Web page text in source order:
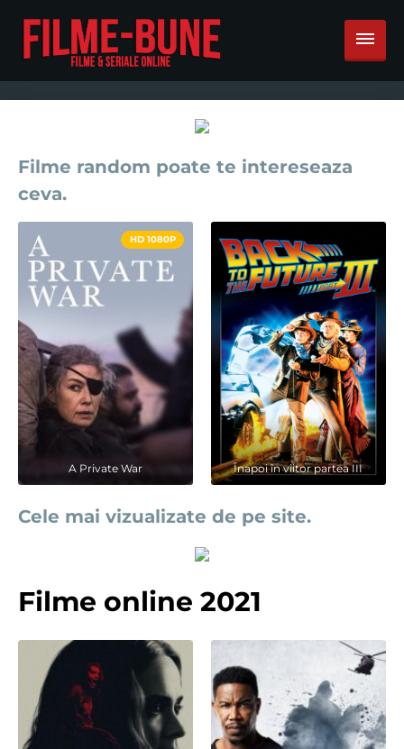
Filme random poate te intereseaza
ceva.
HD 1080P
A Private War Înapoi în viitor partea III
Cele mai vizualizate de pe site.
Filme online 2021